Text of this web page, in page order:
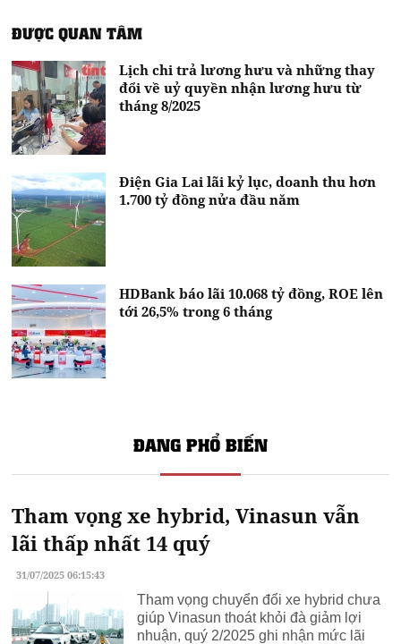
ĐƯỢC QUAN TÂM
Lịch chi trả lương hưu và những thay
đổi về uỷ quyền nhận lương hưu từ
tháng 8/2025
Điện Gia Lai lãi kỷ lục, doanh thu hơn
1.700 tỷ đồng nửa đầu năm
HDBank báo lãi 10.068 tỷ đồng, ROE lên
tới 26,5% trong 6 tháng
ĐANG PHỔ BIẾN
Tham vọng xe hybrid, Vinasun vẫn
lãi thấp nhất 14 quý
31/07/2025 06:15:43
Tham vọng chuyển đổi xe hybrid chưa
giúp Vinasun thoát khỏi đà giảm lợi
nhuận, quý 2/2025 ghi nhận mức lãi